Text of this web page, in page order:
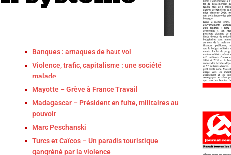
Banques : arnaques de haut vol
Violence, trafic, capitalisme : une société
malade
Mayotte – Grève à France Travail
Madagascar – Président en fuite, militaires au
pouvoir
Marc Peschanski
Turcs et Caïcos – Un paradis touristique
gangréné par la violence